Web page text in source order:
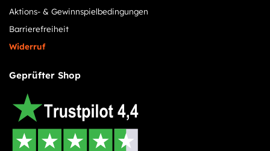
Aktions- & Gewinnspielbedingungen
Barrierefreiheit
Widerruf
Geprüfter Shop